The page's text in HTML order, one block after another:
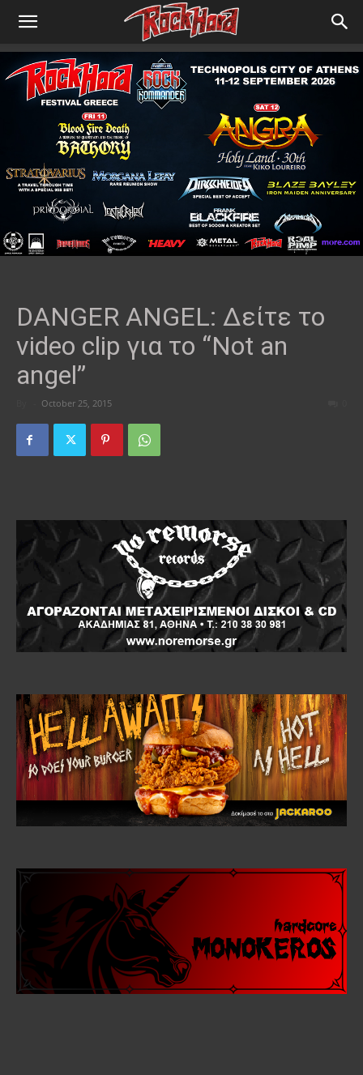
DANGER ANGEL: Δείτε το
video clip για το “Not an
angel”
October 25, 2015